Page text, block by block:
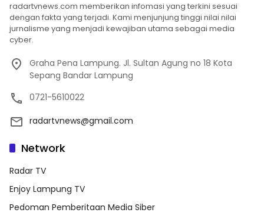
radartvnews.com memberikan infomasi yang terkini sesuai
dengan fakta yang terjadi. Kami menjunjung tinggi nilai nilai
jurnalisme yang menjadi kewajiban utama sebagai media
cyber.
Graha Pena Lampung. Jl. Sultan Agung no 18 Kota
Sepang Bandar Lampung
0721-5610022
radartvnews@gmail.com
Network
Radar TV
Enjoy Lampung TV
Pedoman Pemberitaan Media Siber